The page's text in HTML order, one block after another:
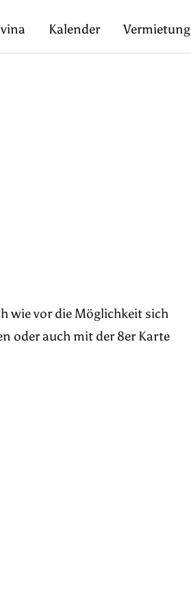
Kalender Vermietung
wie vor die Möglichkeit sich
oder auch mit der 8er Karte